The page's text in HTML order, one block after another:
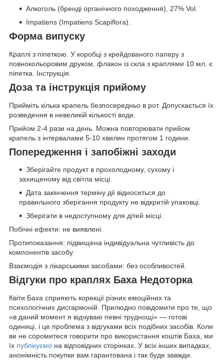
Алкоголь (бренді органічного походження), 27% Vol.
Impatiens (Impatiens Scapiflora).
Форма випуску
Краплі з піпеткою. У коробці з крейдованого паперу з
повнокольоровим друком, флакон із скла з краплями 10 мл, є
піпетка. Інструкція.
Доза та інструкція прийому
Прийміть кілька крапель безпосередньо в рот. Допускається їх
розведення в невеликій кількості води.
Прийом 2-4 рази на день. Можна повторювати прийом
крапель з інтервалами 5-10 хвилин протягом 1 години.
Попередження і запобіжні заходи
Зберігайте продукт в прохолодному, сухому і
захищеному від світла місці.
Дата закінчення терміну дії відноситься до
правильного зберігання продукту не відкритій упаковці.
Зберігати в недоступному для дітей місці.
Побічні ефекти: не виявлені.
Протипоказання: підвищена індивідуальна чутливість до
компонентів засобу.
Взаємодія з лікарськими засобами: без особливостей.
Відгуки про краплях Баха Недоторка
Квіти Баха сприяють корекції різних емоційних та
психологічних дисгармоній. Прилюдно повідомити про те, що
«в даний момент я відчуваю певні труднощі» — готові
одиниці, і це проблема з відгуками всіх подібних засобів. Коли
ви не соромитеся говорити про використання коштів Баха, ми
їх публікуємо на відповідних сторінках. У всіх інших випадках,
анонімність покупки вам гарантована і так буде завжди.